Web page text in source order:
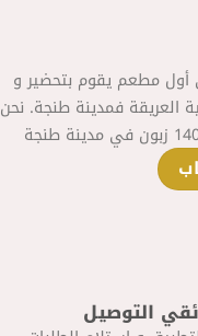
مطعم يقوم بتحضير و
العريقة فمدينة طنجة. نحن
التوصيل